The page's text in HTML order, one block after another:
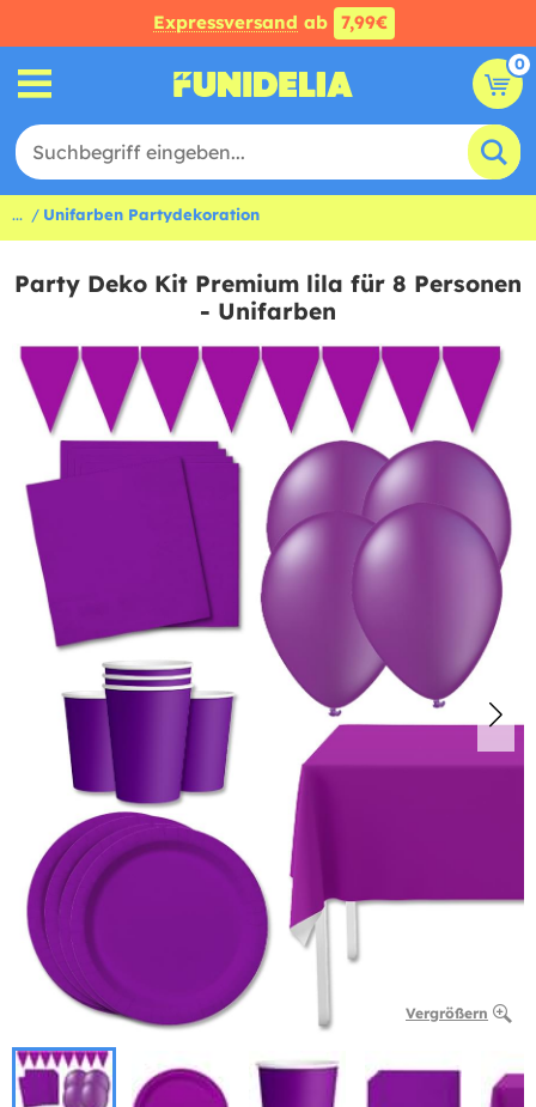
Expressversand ab 7,99€
0
... Unifarben Partydekoration
Party Deko Kit Premium lila für 8 Personen
- Unifarben
Vergrößern